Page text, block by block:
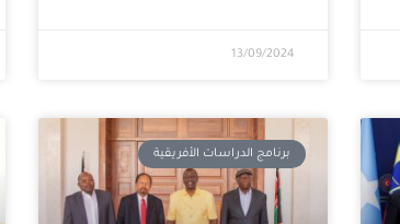
13/09/2024
برنامج الدراسات الأفريقية